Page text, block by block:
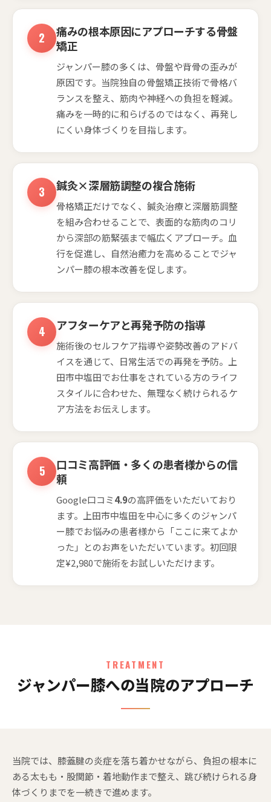
痛みの根本原因にアプローチする骨盤
矯正
ジャンパー膝の多くは、骨盤や背骨の歪みが
原因です。当院独自の骨盤矯正技術で骨格バ
ランスを整え、筋肉や神経への負担を軽減。
痛みを一時的に和らげるのではなく、再発し
にくい身体づくりを目指します。
鍼灸×深層筋調整の複合施術
骨格矯正だけでなく、鍼灸治療と深層筋調整
を組み合わせることで、表面的な筋肉のコリ
から深部の筋緊張まで幅広くアプローチ。血
行を促進し、自然治癒力を高めることでジャ
ンパー膝の根本改善を促します。
アフターケアと再発予防の指導
施術後のセルフケア指導や姿勢改善のアドバ
イスを通じて、日常生活での再発を予防。上
田市中塩田でお仕事をされている方のライフ
スタイルに合わせた、無理なく続けられるケ
ア方法をお伝えします。
口コミ高評価・多くの患者様からの信
頼
Google口コミ4.9の高評価をいただいており
ます。上田市中塩田を中心に多くのジャンパ
ー膝でお悩みの患者様から「ここに来てよか
った」とのお声をいただいています。初回限
定¥2,980で施術をお試しいただけます。
TREATMENT
ジャンパー膝への当院のアプローチ
当院では、膝蓋腱の炎症を落ち着かせながら、負担の根本に
ある太もも・股関節・着地動作まで整え、跳び続けられる身
体づくりまでを一続きで進めます。